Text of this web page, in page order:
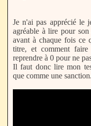
Je n'ai pas apprécié le
agréable à lire pour son
avant à chaque fois ce
titre, et comment
reprendre à 0 pour ne
Il faut donc lire mon
que comme une sanction.